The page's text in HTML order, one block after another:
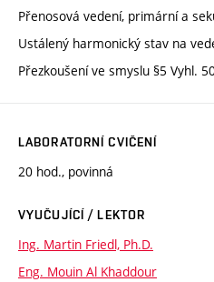
Přenosová vedení, primární a
Ustálený harmonický stav na
Přezkoušení ve smyslu §5 Vyhl.
LABORATORNÍ CVIČENÍ
20 hod., povinná
VYUČUJÍCÍ / LEKTOR
Ing. Martin Friedl, Ph.D.
Eng. Mouin Al Khaddour